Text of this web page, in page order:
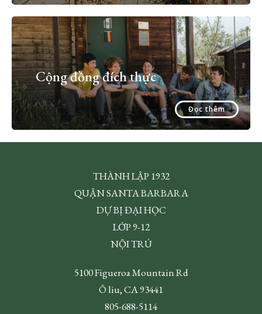
Cộng đồng đích thực
Đọc thêm
THÀNH LẬP 1932
QUẬN SANTA BARBARA
DỰ BỊ ĐẠI HỌC
LỚP 9-12
NỘI TRÚ
5100 Figueroa Mountain Rd
Ô liu, CA 93441
805-688-5114